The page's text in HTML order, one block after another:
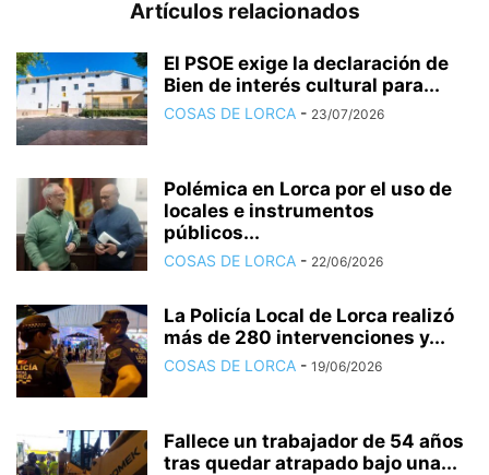
Artículos relacionados
El PSOE exige la declaración de
Bien de interés cultural para...
COSAS DE LORCA - 23/07/2026
Polémica en Lorca por el uso de
locales e instrumentos
públicos...
COSAS DE LORCA - 22/06/2026
La Policía Local de Lorca realizó
más de 280 intervenciones y...
COSAS DE LORCA - 19/06/2026
Fallece un trabajador de 54 años
tras quedar atrapado bajo una...